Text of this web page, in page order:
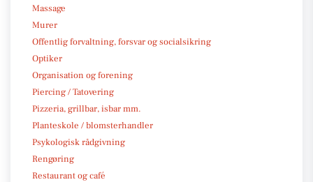
Massage
Murer
Offentlig forvaltning, forsvar og socialsikring
Optiker
Organisation og forening
Piercing / Tatovering
Pizzeria, grillbar, isbar mm.
Planteskole / blomsterhandler
Psykologisk rådgivning
Rengøring
Restaurant og café